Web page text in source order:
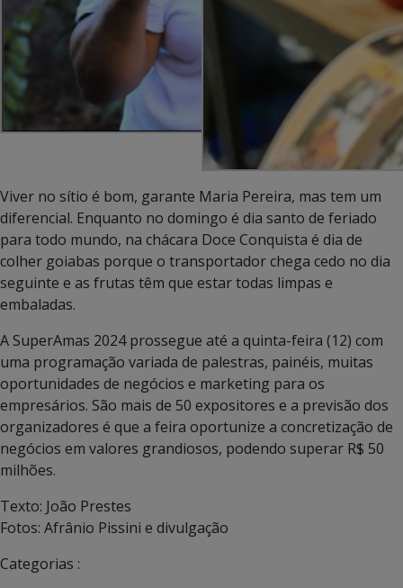
Viver no sítio é bom, garante Maria Pereira, mas tem um
diferencial. Enquanto no domingo é dia santo de feriado
para todo mundo, na chácara Doce Conquista é dia de
colher goiabas porque o transportador chega cedo no dia
seguinte e as frutas têm que estar todas limpas e
embaladas.
A SuperAmas 2024 prossegue até a quinta-feira (12) com
uma programação variada de palestras, painéis, muitas
oportunidades de negócios e marketing para os
empresários. São mais de 50 expositores e a previsão dos
organizadores é que a feira oportunize a concretização de
negócios em valores grandiosos, podendo superar R$ 50
milhões.
Texto: João Prestes
Fotos: Afrânio Pissini e divulgação
Categorias :